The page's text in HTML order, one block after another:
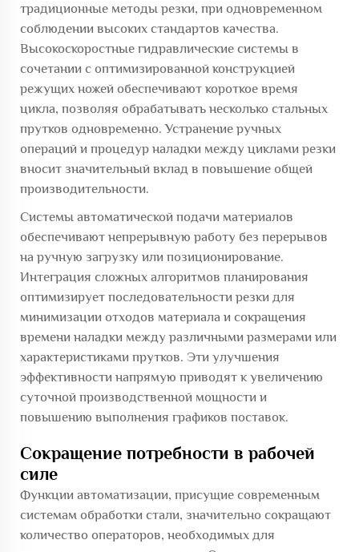
традиционные методы резки, при одновременном
соблюдении высоких стандартов качества.
Высокоскоростные гидравлические системы в
сочетании с оптимизированной конструкцией
режущих ножей обеспечивают короткое время
цикла, позволяя обрабатывать несколько стальных
прутков одновременно. Устранение ручных
операций и процедур наладки между циклами резки
вносит значительный вклад в повышение общей
производительности.
Системы автоматической подачи материалов
обеспечивают непрерывную работу без перерывов
на ручную загрузку или позиционирование.
Интеграция сложных алгоритмов планирования
оптимизирует последовательности резки для
минимизации отходов материала и сокращения
времени наладки между различными размерами или
характеристиками прутков. Эти улучшения
эффективности напрямую приводят к увеличению
суточной производственной мощности и
повышению выполнения графиков поставок.
Сокращение потребности в рабочей
силе
Функции автоматизации, присущие современным
системам обработки стали, значительно сокращают
количество операторов, необходимых для